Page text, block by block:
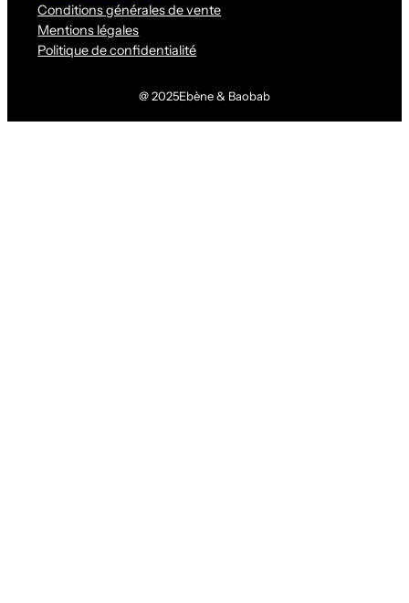
Conditions générales de vente
Mentions légales
Politique de confidentialité
@ 2025Ebène & Baobab